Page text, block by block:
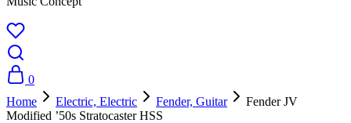
0
Home
Electric, Electric Fender, Guitar
Fender JV
Modified ’50s Stratocaster HSS